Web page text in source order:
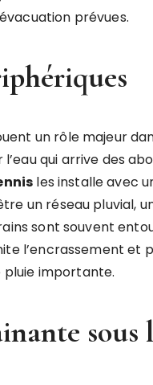
prévues.
un rôle majeur
qui arrive des
les installe avec
un réseau pluvial,
sont souvent
l’encrassement et
pluie importante.
sous